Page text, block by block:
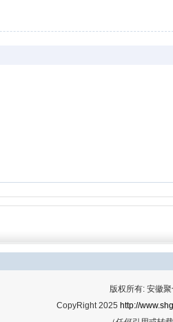
版权所有: 安徽
CopyRight 2025 http://